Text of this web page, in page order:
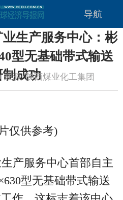
导航
生产服务中心：彬
型无基础带式输送
成功
来源: 陕西煤业化工集团
仅供参考)
产服务中心首部自主
型无基础带式输送